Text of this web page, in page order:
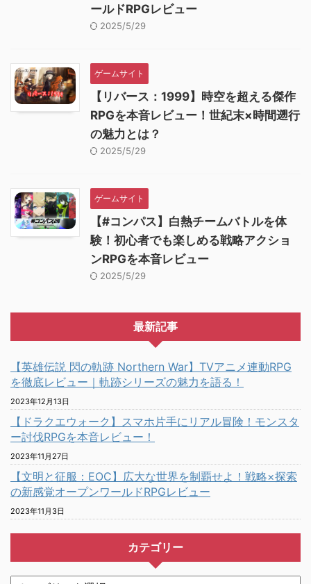
ールドRPGレビュー
2025/5/29
ゲームサイト
【リバース：1999】時空を超える傑作
RPGを本音レビュー！世紀末×時間遡行
の魅力とは？
2025/5/29
ゲームサイト
【#コンパス】白熱チームバトルを体
験！初心者でも楽しめる戦略アクショ
ンRPGを本音レビュー
2025/5/29
最新記事
【英雄伝説 閃の軌跡 Northern War】TVアニメ連動RPG
を徹底レビュー｜軌跡シリーズの魅力を語る！
2023年12月13日
【ドラクエウォーク】スマホ片手にリアル冒険！モンスタ
ー討伐RPGを本音レビュー！
2023年11月27日
【文明と征服：EOC】広大な世界を制覇せよ！戦略×探索
の新感覚オープンワールドRPGレビュー
2023年11月3日
カテゴリー